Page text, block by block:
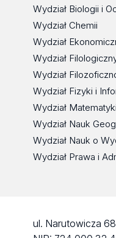
Wydział Biologii i
Wydział Chemii
Wydział
Wydział
Wydział
Wydział Fizyki i
Wydział
Wydział Nauk
Wydział Nauk o
Wydział Prawa i
ul. Narutowicza